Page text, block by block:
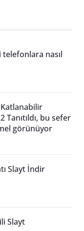
nasıl
Katlanabilir
Tanıtıldı, bu sefer
görünüyor
Slayt İndir
Slayt